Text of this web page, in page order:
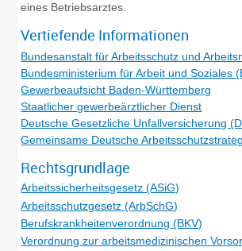
eines Betriebsarztes.
Vertiefende Informationen
Bundesanstalt für Arbeitsschutz und
Bundesministerium für Arbeit und Soziales
Gewerbeaufsicht Baden-Württemberg
Staatlicher gewerbeärztlicher Dienst
Deutsche Gesetzliche Unfallversicherung
Gemeinsame Deutsche
Rechtsgrundlage
Arbeitssicherheitsgesetz (ASiG)
Arbeitsschutzgesetz (ArbSchG)
Berufskrankheitenverordnung (BKV)
Verordnung zur arbeitsmedizinischen